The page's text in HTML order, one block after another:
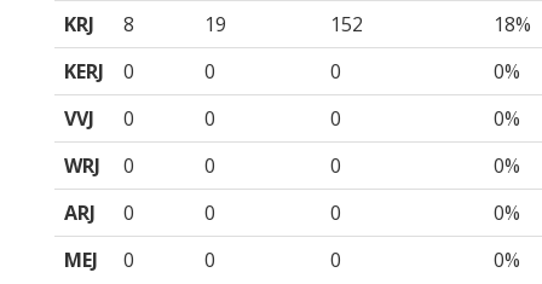
KRJ
8 19 152
18%
KERJ
0 0 0
0%
VVJ
0 0 0
0%
WRJ
0 0 0
0%
ARJ
0 0 0
0%
MEJ
0 0 0 0%